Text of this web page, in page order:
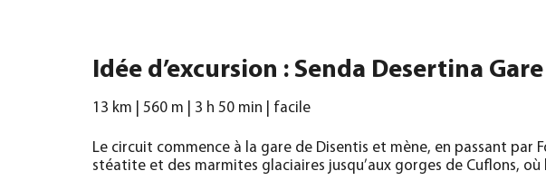
Idée d’excursion : Senda Desertina
13 km | 560 m | 3 h 50 min | facile
Le circuit commence à la gare de Disentis et mène, en passant par
stéatite et des marmites glaciaires jusqu’aux gorges de Cuflons,